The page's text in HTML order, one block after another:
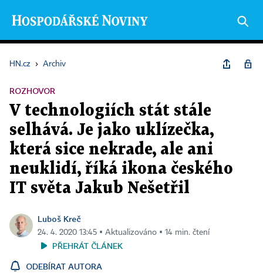
HN.cz › Archiv
ROZHOVOR
V technologiích stát stále
selhává. Je jako uklízečka,
která sice nekrade, ale ani
neuklidí, říká ikona českého
IT světa Jakub Nešetřil
Luboš Kreč
24. 4. 2020 13:45 ▪ Aktualizováno ▪ 14 min. čtení
PŘEHRÁT ČLÁNEK
ODEBÍRAT AUTORA